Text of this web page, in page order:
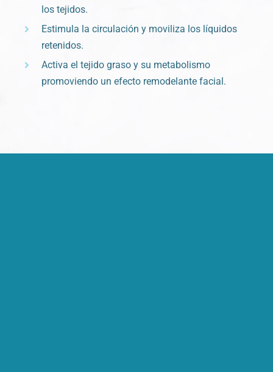
los tejidos.
Estimula la circulación y moviliza los líquidos
retenidos.
Activa el tejido graso y su metabolismo
promoviendo un efecto remodelante facial.